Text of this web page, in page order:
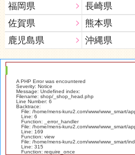
福岡県
長崎県
佐賀県
熊本県
鹿児島県
沖縄県
A PHP Error was encountered
Severity: Notice
Message: Undefined index:
Filename: shop/_shop_head.php
Line Number: 6
Backtrace:
File: /home/mens-kuru2.com/www/www_smart/
Line: 6
Function: _error_handler
File: /home/mens-kuru2.com/www/www_smart/
Line: 169
Function: view
File: /home/mens-kuru2.com/www/www_smart/
Line: 315
Function: require_once